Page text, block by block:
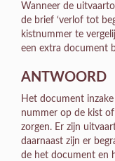
Wanneer de
de brief ‘verlof tot
kistnummer te
een extra document
ANTWOORD
Het document
nummer op de kist
zorgen. Er zijn
daarnaast zijn er
de het document en